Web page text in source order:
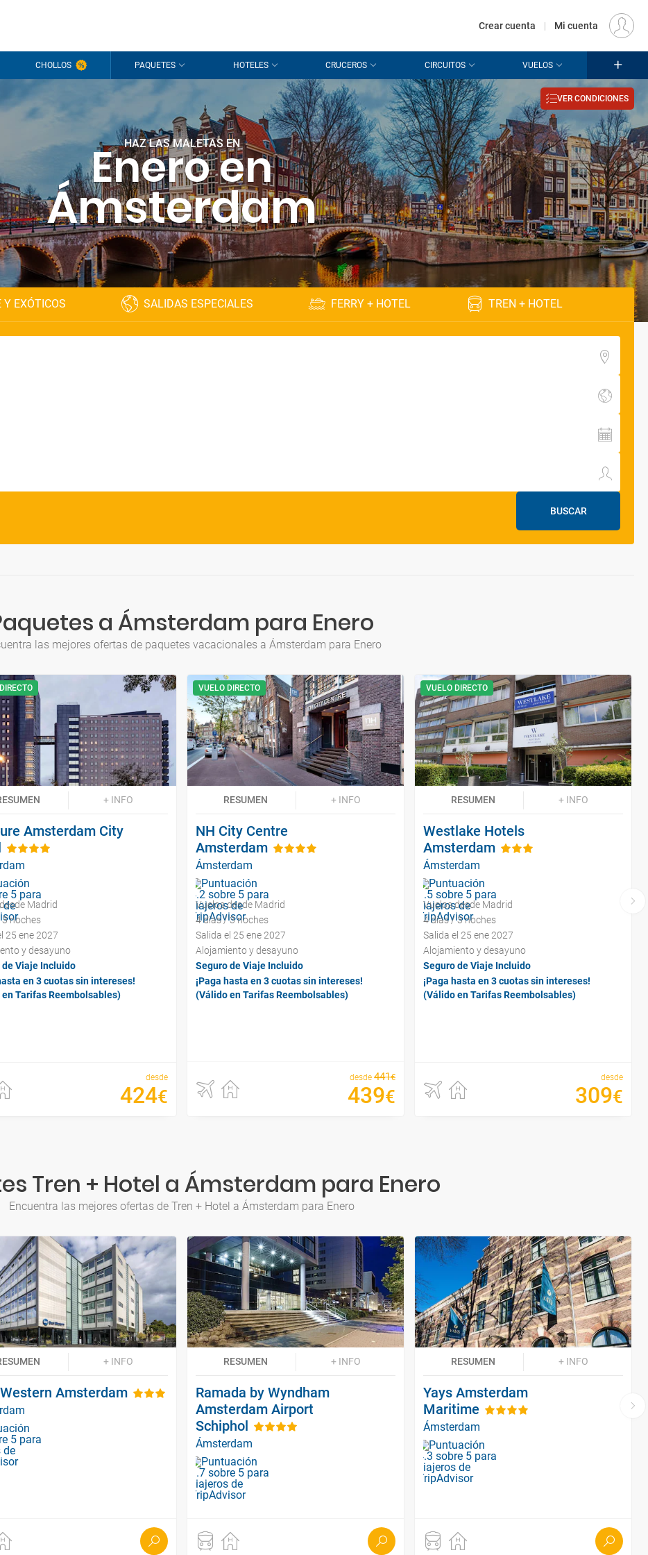
EUR
Crear cuenta | Mi cuenta
CHOLLOS PAQUETES HOTELES CRUCEROS CIRCUITOS VUELOS
HAZ LAS MALETAS EN
Enero en
Ámsterdam
VER CONDICIONES
Y EXÓTICOS SALIDAS ESPECIALES FERRY + HOTEL TREN + HOTEL
BUSCAR
a Ámsterdam para Enero
las mejores ofertas de paquetes vacacionales a Ámsterdam para Enero
+ INFO
Amsterdam City
Madrid
noches
25 ene 2027
y desayuno
de Viaje Incluido
en 3 cuotas sin intereses!
Tarifas Reembolsables)
desde
424€
VUELO DIRECTO
RESUMEN + INFO
NH City Centre
Amsterdam
Ámsterdam
Vuelos desde Madrid
4 días / 3 noches
Salida el 25 ene 2027
Alojamiento y desayuno
Seguro de Viaje Incluido
¡Paga hasta en 3 cuotas sin intereses!
(Válido en Tarifas Reembolsables)
desde 441€
439€
VUELO DIRECTO
RESUMEN + INFO
Westlake Hotels
Amsterdam
Ámsterdam
Vuelos desde Madrid
4 días / 3 noches
Salida el 25 ene 2027
Alojamiento y desayuno
Seguro de Viaje Incluido
¡Paga hasta en 3 cuotas sin intereses!
(Válido en Tarifas Reembolsables)
desde
309€
Tren + Hotel a Ámsterdam para Enero
Encuentra las mejores ofertas de Tren + Hotel a Ámsterdam para Enero
+ INFO
Amsterdam
RESUMEN + INFO
Ramada by Wyndham
Amsterdam Airport
Schiphol
Ámsterdam
RESUMEN + INFO
Yays Amsterdam
Maritime
Ámsterdam